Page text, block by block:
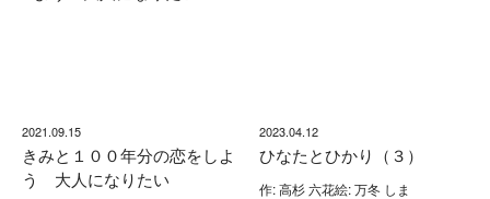
2021.09.15
きみと１００年分の恋をしよ
う 大人になりたい
2023.04.12
ひなたとひかり（３）
作: 高杉 六花絵: 万冬 しま